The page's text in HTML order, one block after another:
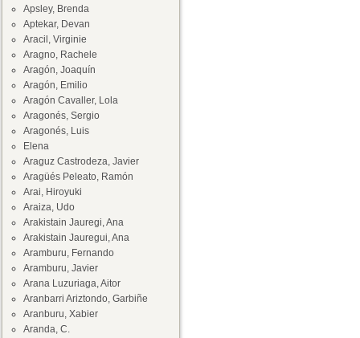
Apsley, Brenda
Aptekar, Devan
Aracil, Virginie
Aragno, Rachele
Aragón, Joaquín
Aragón, Emilio
Aragón Cavaller, Lola
Aragonés, Sergio
Aragonés, Luis
Elena
Araguz Castrodeza, Javier
Aragüés Peleato, Ramón
Arai, Hiroyuki
Araiza, Udo
Arakistain Jauregi, Ana
Arakistain Jauregui, Ana
Aramburu, Fernando
Aramburu, Javier
Arana Luzuriaga, Aitor
Aranbarri Ariztondo, Garbiñe
Aranburu, Xabier
Aranda, C.